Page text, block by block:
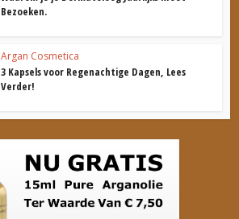
Bezoeken.
Argan Cosmetica
3 Kapsels voor Regenachtige Dagen, Lees
Verder!